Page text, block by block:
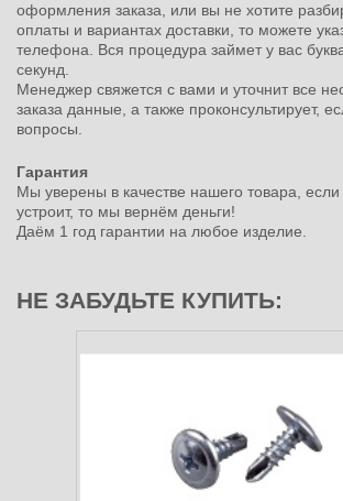
оформления заказа, или вы не хотите
оплаты и вариантах доставки, то можете
телефона. Вся процедура займет у вас
секунд.
Менеджер свяжется с вами и уточнит все
заказа данные, а также проконсультирует,
вопросы.
Гарантия
Мы уверены в качестве нашего товара,
устроит, то мы вернём деньги!
Даём 1 год гарантии на любое изделие.
НЕ ЗАБУДЬТЕ КУПИТЬ: